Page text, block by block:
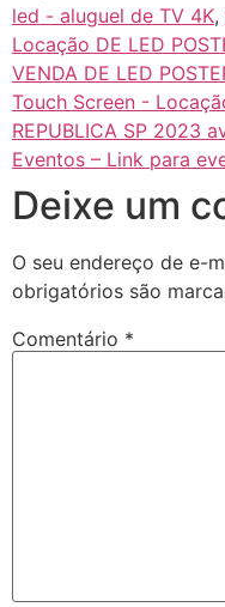
led - aluguel de TV 4K,
Locação DE LED
VENDA DE LED
Touch Screen -
REPUBLICA SP 2023
Eventos – Link para
Deixe um
O seu endereço de e-
obrigatórios são
Comentário *